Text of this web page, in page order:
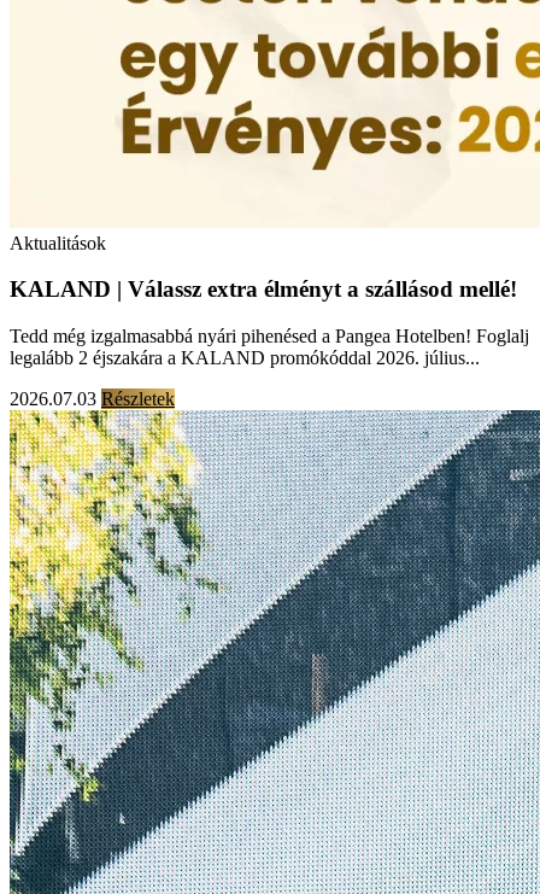
Aktualitások
KALAND | Válassz extra élményt a szállásod mellé!
Tedd még izgalmasabbá nyári pihenésed a Pangea Hotelben! Foglalj
legalább 2 éjszakára a KALAND promókóddal 2026. július...
2026.07.03 Részletek